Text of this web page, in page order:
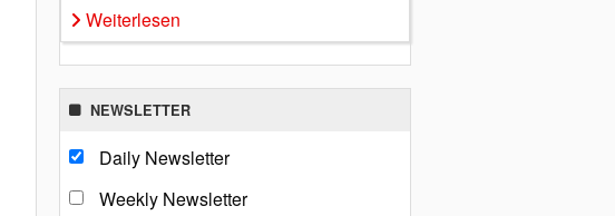
Weiterlesen
NEWSLETTER
Daily Newsletter
Weekly Newsletter